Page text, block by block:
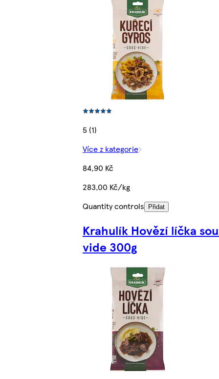
5 (1)
Více z kategorie
84,90 Kč
283,00 Kč/kg
Quantity controls
Přidat
Krahulík Hovězí líčka
vide 300g